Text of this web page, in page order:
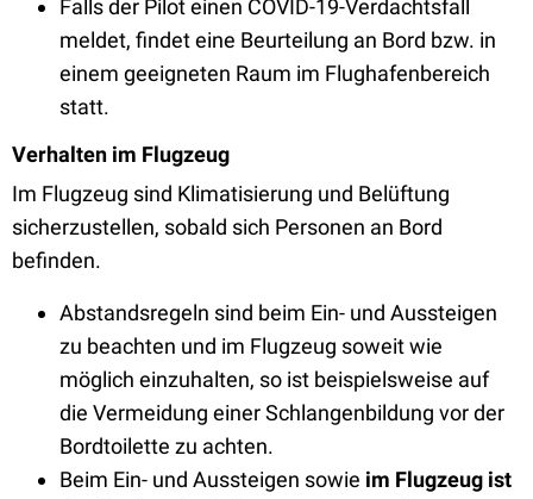
Falls der Pilot einen COVID-19-Verdachtsfall
meldet, findet eine Beurteilung an Bord bzw. in
einem geeigneten Raum im Flughafenbereich
statt.
Verhalten im Flugzeug
Im Flugzeug sind Klimatisierung und Belüftung
sicherzustellen, sobald sich Personen an Bord
befinden.
Abstandsregeln sind beim Ein- und Aussteigen
zu beachten und im Flugzeug soweit wie
möglich einzuhalten, so ist beispielsweise auf
die Vermeidung einer Schlangenbildung vor der
Bordtoilette zu achten.
Beim Ein- und Aussteigen sowie im Flugzeug ist